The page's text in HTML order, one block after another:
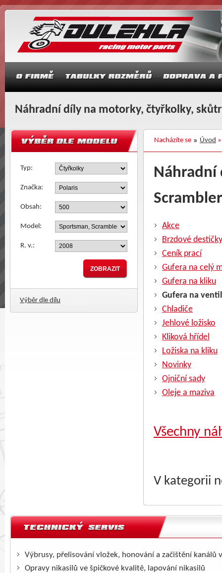
Náhradní díly na motorky, čtyřkolky,
Nacházíte se Úvod
Typ:
Značka:
Obsah:
Model:
R. v.:
Výběr dle dílu
Náhradní
Akce
Brzdové destičky
Ceník prací
Gufera na celý
Gufera na kliku
Gufera na
Chladiče
Jehlové ložisko
Kliková hřídel
Ložiska na kliku
Novinky
Ojniční sady
Oleje a maziva
Všechny
V kategorii
Výbrusy, přelisování vložek, honování a začištění kanálů
Opravy nikasilů ve špičkové kvalitě, lapování nikasilů